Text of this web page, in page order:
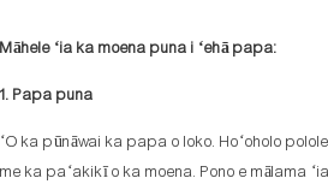
Māhele ʻia ka moena puna i ʻehā papa:
1. Papa puna
ʻO ka pūnāwai ka papa o loko. Hoʻoholo
me ka paʻakikī o ka moena. Pono e mālama